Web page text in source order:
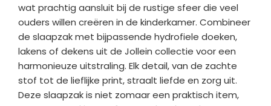
wat prachtig aansluit bij de rustige sfeer die veel
ouders willen creëren in de kinderkamer. Combineer
de slaapzak met bijpassende hydrofiele doeken,
lakens of dekens uit de Jollein collectie voor een
harmonieuze uitstraling. Elk detail, van de zachte
stof tot de lieflijke print, straalt liefde en zorg uit.
Deze slaapzak is niet zomaar een praktisch item,